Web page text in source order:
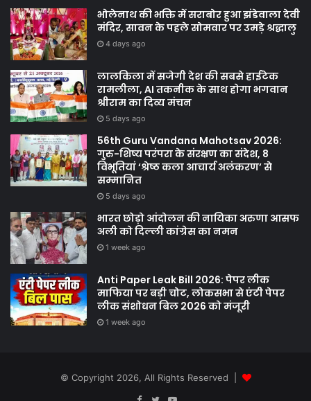
भोलेनाथ की भक्ति में सराबोर हुआ झंडेवाला देवी
मंदिर, सावन के पहले सोमवार पर उमड़े श्रद्धालु
4 days ago
लालकिला में सजेगी देश की सबसे हाईटेक
रामलीला, AI तकनीक के साथ होगा भगवान
श्रीराम का दिव्य मंचन
5 days ago
56th Guru Vandana Mahotsav 2026:
गुरु-शिष्य परंपरा के संरक्षण का संदेश, 8
विभूतियां ‘श्रेष्ठ कला आचार्य अलंकरण’ से
सम्मानित
5 days ago
भारत छोड़ो आंदोलन की नायिका अरुणा आसफ
अली को दिल्ली कांग्रेस का नमन
1 week ago
Anti Paper Leak Bill 2026: पेपर लीक
माफिया पर बड़ी चोट, लोकसभा से एंटी पेपर
लीक संशोधन बिल 2026 को मंजूरी
1 week ago
© Copyright 2026, All Rights Reserved |